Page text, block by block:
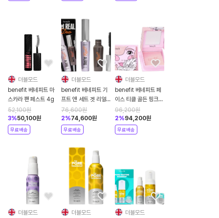
더블모드
benefit 베네피트 마
스카라 팬 페스트 4g
52,100원
3%50,100원
무료배송
더블모드
benefit 베네피트 기
프트 앤 세트 겟 리얼
듀오
76,600원
2%74,600원
무료배송
더블모드
benefit 베네피트 페
이스 티클 골든 핑크
파우더 하이라이터
8g
96,200원
2%94,200원
무료배송
더블모드
더블모드
더블모드